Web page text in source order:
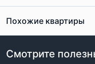
Похожие квартиры
Смотрите